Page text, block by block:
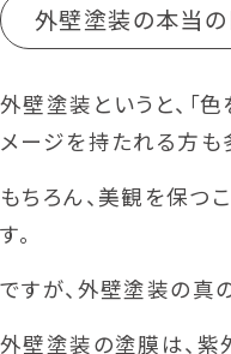
外壁塗装の本当
外壁塗装というと、「
メージを持たれる方も
もちろん、美観を保つ
す。
ですが、外壁塗装の真
外壁塗装の塗膜は、紫